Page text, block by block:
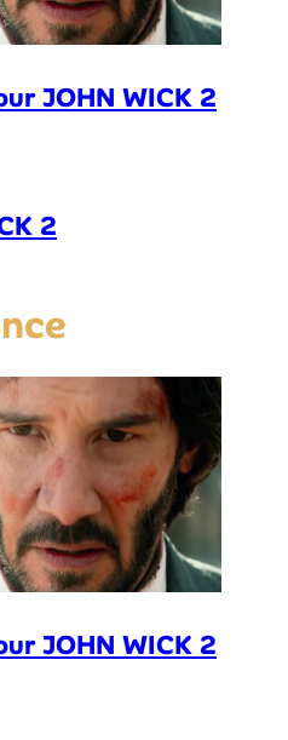
JOHN WICK 2
2
JOHN WICK 2